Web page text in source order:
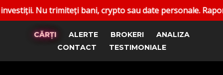
bani, crypto sau date personale. Raportați
CĂRȚI ALERTE BROKERI
ANALIZA
CONTACT
TESTIMONIALE